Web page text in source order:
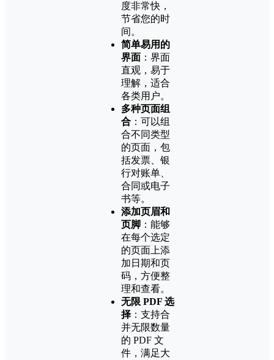
度非常快，
节省您的时
间。
简单易用的
界面 ：界面
直观，易于
理解，适合
各类用户。
多种页面组
合 ：可以组
合不同类型
的页面，包
括发票、银
行对账单、
合同或电子
书等。
添加页眉和
页脚 ：能够
在每个选定
的页面上添
加日期和页
码，方便整
理和查看。
无限 PDF 选
择 ：支持合
并无限数量
的 PDF 文
件，满足大